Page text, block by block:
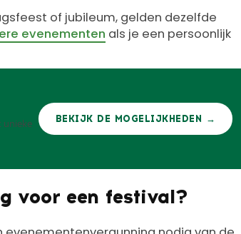
of jubileum, gelden dezelfde
evenementen als je een persoonlijk
unieke
BEKIJK DE MOGELIJKHEDEN →
voor een festival?